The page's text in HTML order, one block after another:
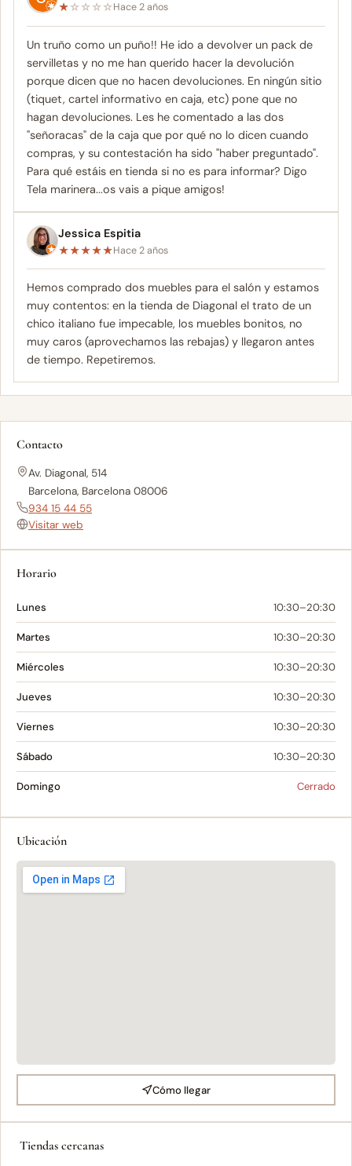
★☆☆☆☆Hace 2 años
Un truño como un puño!! He ido a devolver un pack de
servilletas y no me han querido hacer la devolución
porque dicen que no hacen devoluciones. En ningún sitio
(tiquet, cartel informativo en caja, etc) pone que no
hagan devoluciones. Les he comentado a las dos
"señoracas" de la caja que por qué no lo dicen cuando
compras, y su contestación ha sido "haber preguntado".
Para qué estáis en tienda si no es para informar? Digo
Tela marinera...os vais a pique amigos!
Jessica Espitia
★★★★★Hace 2 años
Hemos comprado dos muebles para el salón y estamos
muy contentos: en la tienda de Diagonal el trato de un
chico italiano fue impecable, los muebles bonitos, no
muy caros (aprovechamos las rebajas) y llegaron antes
de tiempo. Repetiremos.
Contacto
Av. Diagonal, 514
Barcelona, Barcelona 08006
934 15 44 55
Visitar web
Horario
Lunes 10:30–20:30
Martes 10:30–20:30
Miércoles 10:30–20:30
Jueves 10:30–20:30
Viernes 10:30–20:30
Sábado 10:30–20:30
Domingo Cerrado
Ubicación
Cómo llegar
Tiendas cercanas